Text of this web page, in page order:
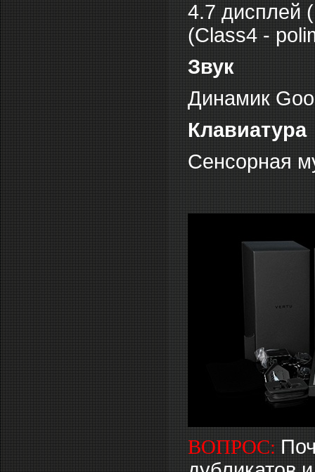
4.7 дисплей
(Class4 -
Звук
Динамик
Клавиатура
Сенсорная
ВОПРОС: